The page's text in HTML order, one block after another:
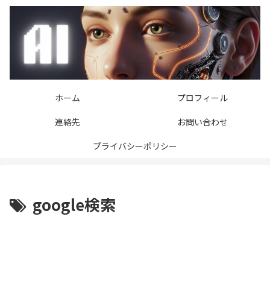
ホーム
プロフィール
連絡先
お問い合わせ
プライバシーポリシー
google検索